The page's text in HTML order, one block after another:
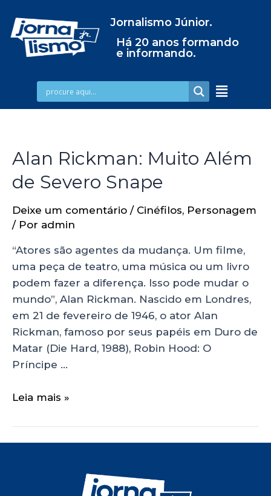
Jornalismo Júnior.
Há 20 anos formando
e informando.
Alan Rickman: Muito Além
de Severo Snape
Deixe um comentário / Cinéfilos, Personagem
/ Por admin
“Atores são agentes da mudança. Um filme,
uma peça de teatro, uma música ou um livro
podem fazer a diferença. Isso pode mudar o
mundo”, Alan Rickman. Nascido em Londres,
em 21 de fevereiro de 1946, o ator Alan
Rickman, famoso por seus papéis em Duro de
Matar (Die Hard, 1988), Robin Hood: O
Príncipe …
Leia mais »